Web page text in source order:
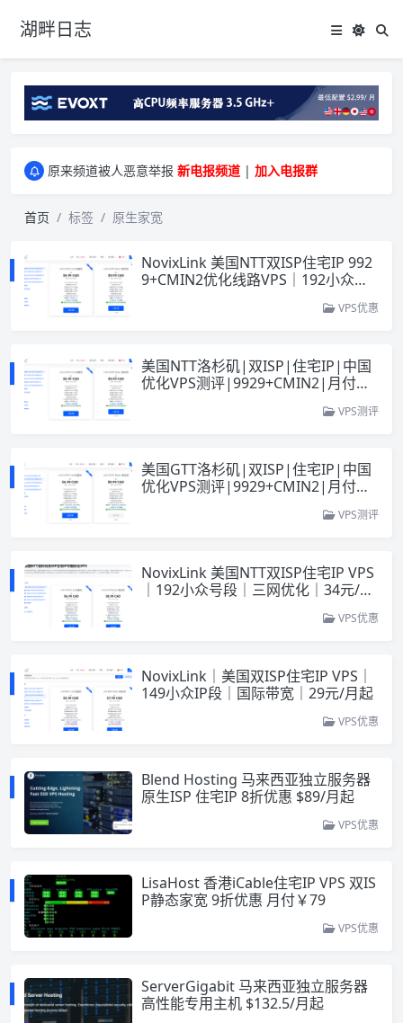
湖畔日志
greenwebpage|香港|日本|新加坡|美国等多地vps测评|移动直连|1Gbps带宽|年付€29
原来频道被人恶意举报 新电报频道 | 加入电报群
首页 标签 原生家宽
NovixLink 美国NTT双ISP住宅IP 992
9+CMIN2优化线路VPS｜192小众号
VPS优惠
美国NTT洛杉矶|双ISP|住宅IP|中国
优化VPS测评|9929+CMIN2|月付￥3
VPS测评
美国GTT洛杉矶|双ISP|住宅IP|中国
优化VPS测评|9929+CMIN2|月付￥3
VPS测评
NovixLink 美国NTT双ISP住宅IP VPS
｜192小众号段｜三网优化｜34元/月
VPS优惠
NovixLink｜美国双ISP住宅IP VPS｜
149小众IP段｜国际带宽｜29元/月起
VPS优惠
Blend Hosting 马来西亚独立服务器
原生ISP 住宅IP 8折优惠 $89/月起
VPS优惠
LisaHost 香港iCable住宅IP VPS 双IS
P静态家宽 9折优惠 月付￥79
VPS优惠
ServerGigabit 马来西亚独立服务器
高性能专用主机 $132.5/月起